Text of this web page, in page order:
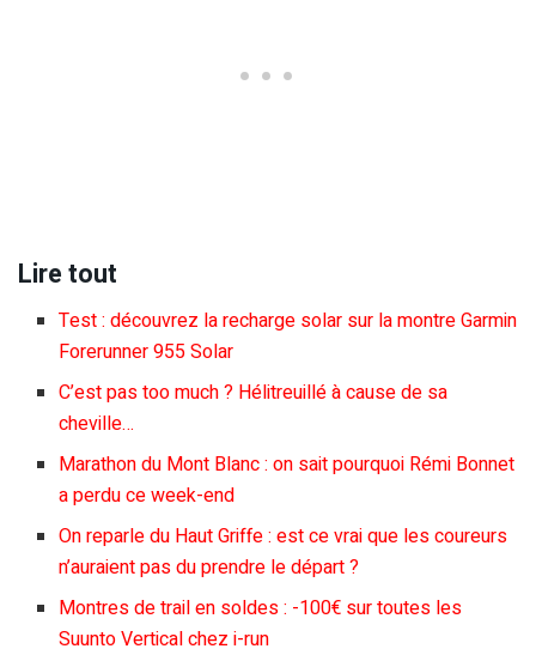
Lire tout
Test : découvrez la recharge solar sur la montre Garmin
Forerunner 955 Solar
C’est pas too much ? Hélitreuillé à cause de sa
cheville…
Marathon du Mont Blanc : on sait pourquoi Rémi Bonnet
a perdu ce week-end
On reparle du Haut Griffe : est ce vrai que les coureurs
n’auraient pas du prendre le départ ?
Montres de trail en soldes : -100€ sur toutes les
Suunto Vertical chez i-run